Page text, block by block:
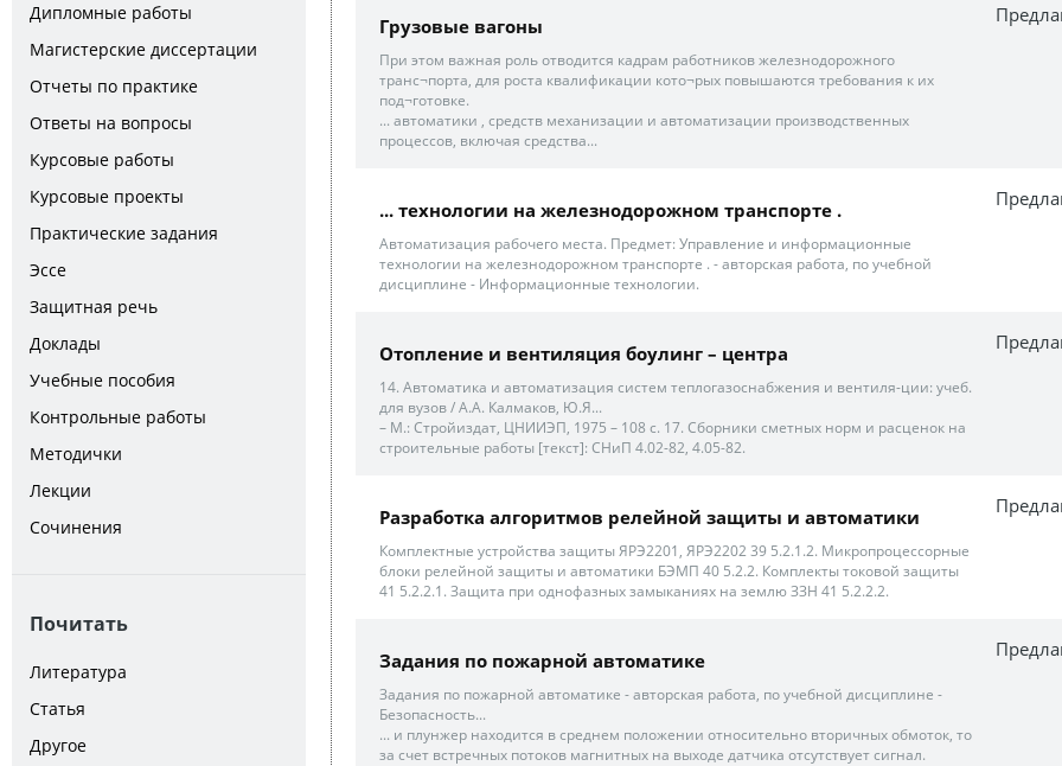
Дипломные работы
Магистерские диссертации
Отчеты по практике
Ответы на вопросы
Курсовые работы
Курсовые проекты
Практические задания
Эссе
Защитная речь
Доклады
Учебные пособия
Контрольные работы
Методички
Лекции
Сочинения
Почитать
Литература
Статья
Другое
Грузовые вагоны
При этом важная роль отводится кадрам работников железнодорожного
транс¬порта, для роста квалификации кото¬рых повышаются требования к их
под¬готовке.
... автоматики , средств механизации и автоматизации производственных
процессов, включая средства...
... технологии на железнодорожном транспорте .
Автоматизация рабочего места. Предмет: Управление и информационные
технологии на железнодорожном транспорте . - авторская работа, по учебной
дисциплине - Информационные технологии.
Отопление и вентиляция боулинг – центра
14. Автоматика и автоматизация систем теплогазоснабжения и вентиля-ции: учеб.
для вузов / А.А. Калмаков, Ю.Я...
– М.: Стройиздат, ЦНИИЭП, 1975 – 108 с. 17. Сборники сметных норм и расценок на
строительные работы [текст]: СНиП 4.02-82, 4.05-82.
Разработка алгоритмов релейной защиты и автоматики
Комплектные устройства защиты ЯРЭ2201, ЯРЭ2202 39 5.2.1.2. Микропроцессорные
блоки релейной защиты и автоматики БЭМП 40 5.2.2. Комплекты токовой защиты
41 5.2.2.1. Защита при однофазных замыканиях на землю ЗЗН 41 5.2.2.2.
Задания по пожарной автоматике
Задания по пожарной автоматике - авторская работа, по учебной дисциплине -
Безопасность...
... и плунжер находится в среднем положении относительно вторичных обмоток, то
за счет встречных потоков магнитных на выходе датчика отсутствует сигнал.